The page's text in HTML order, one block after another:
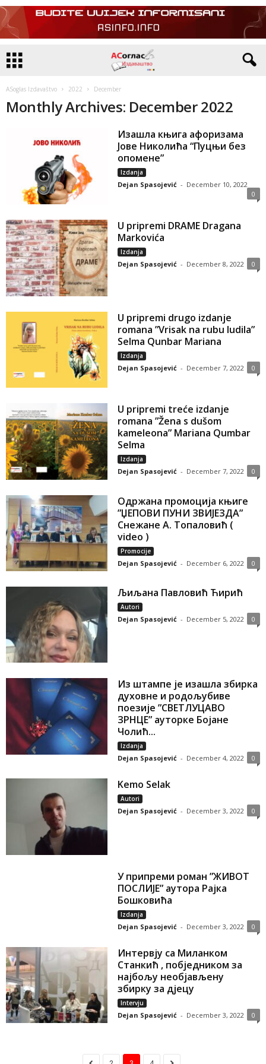
ASoglas Izdavaštvo 2022 December
Monthly Archives: December 2022
Изашла књига афоризама
Јове Николића “Пуцњи без
опомене”
Izdanja
Dejan Spasojević - December 10, 2022
0
U pripremi DRAME Dragana
Markovića
Izdanja
Dejan Spasojević - December 8, 2022 0
U pripremi drugo izdanje
romana ”Vrisak na rubu ludila”
Selma Qunbar Mariana
Izdanja
Dejan Spasojević - December 7, 2022 0
U pripremi treće izdanje
romana ”Žena s dušom
kameleona” Mariana Qumbar
Selma
Izdanja
Dejan Spasojević - December 7, 2022 0
Одржана промоција књиге
”ЏЕПОВИ ПУНИ ЗВИЈЕЗДА”
Снежане А. Топаловић (
video )
Promocije
Dejan Spasojević - December 6, 2022 0
Љиљана Павловић Ћирић
Autori
Dejan Spasojević - December 5, 2022 0
Из штампе је изашла збирка
духовне и родољубиве
поезије ”СВЕТЛУЦАВО
ЗРНЦЕ” ауторке Бојане
Чолић...
Izdanja
Dejan Spasojević - December 4, 2022 0
Kemo Selak
Autori
Dejan Spasojević - December 3, 2022 0
У припреми роман ”ЖИВОТ
ПОСЛИЈЕ” аутора Рајка
Бошковића
Izdanja
Dejan Spasojević - December 3, 2022 0
Интервју са Миланком
Станкић , побједником за
најбољу необјављену
збирку за дјецу
Intervju
Dejan Spasojević - December 3, 2022 0